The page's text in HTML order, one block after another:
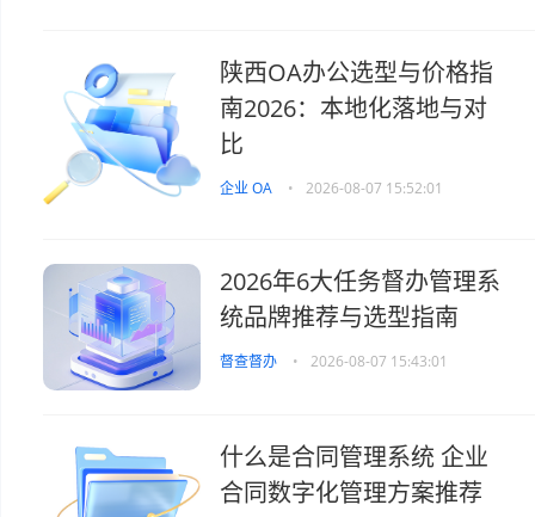
陕西OA办公选型与价格指
南2026：本地化落地与对
比
企业 OA • 2026-08-07 15:52:01
2026年6大任务督办管理系
统品牌推荐与选型指南
督查督办 • 2026-08-07 15:43:01
什么是合同管理系统 企业
合同数字化管理方案推荐